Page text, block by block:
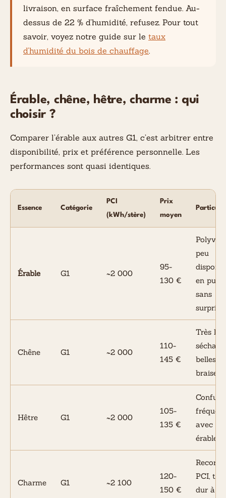
livraison, en surface fraîchement fendue. Au-
dessus de 22 % d’humidité, refusez. Pour tout
savoir, voyez notre guide sur le taux
d’humidité du bois de chauffage.
Érable, chêne, hêtre, charme : qui
choisir ?
Comparer l’érable aux autres G1, c’est arbitrer entre
disponibilité, prix et préférence personnelle. Les
performances sont quasi identiques.
Essence Catégorie
PCI
(kWh/stère)
Prix
moyen
Érable G1 ~2 000
95-
130 €
peu
en pur,
sans
surprise
Chêne G1 ~2 000
110-
145 €
Très
séchage,
belles
braises
Hêtre G1 ~2 000
105-
135 €
avec
érable
Charme G1 ~2 100
120-
150 €
Record
PCI, très
dur à